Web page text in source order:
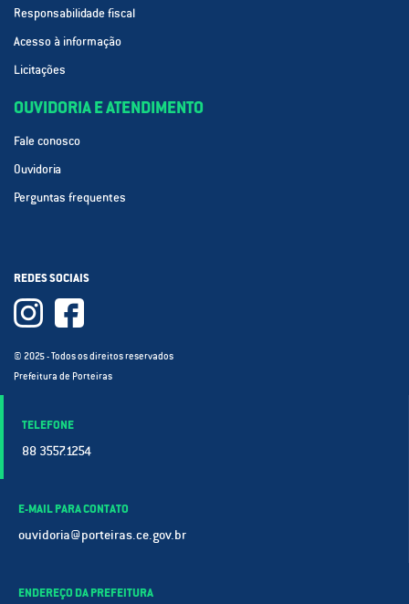
Responsabilidade fiscal
Acesso à informação
Licitações
OUVIDORIA E ATENDIMENTO
Fale conosco
Ouvidoria
Perguntas frequentes
REDES SOCIAIS
© 2025 - Todos os direitos reservados
Prefeitura de Porteiras
TELEFONE
88 3557.1254
E-MAIL PARA CONTATO
ouvidoria@porteiras.ce.gov.br
ENDEREÇO DA PREFEITURA